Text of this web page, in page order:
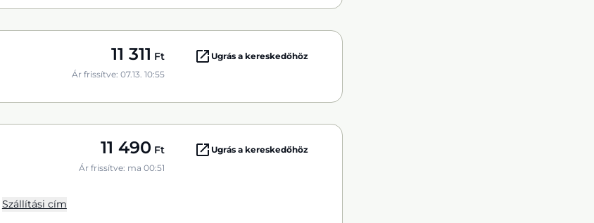
11 311 Ft
Ár frissítve: 07.13. 10:55
Ugrás a kereskedőhöz
11 490 Ft
Ár frissítve: ma 00:51
Ugrás a kereskedőhöz
Szállítási cím